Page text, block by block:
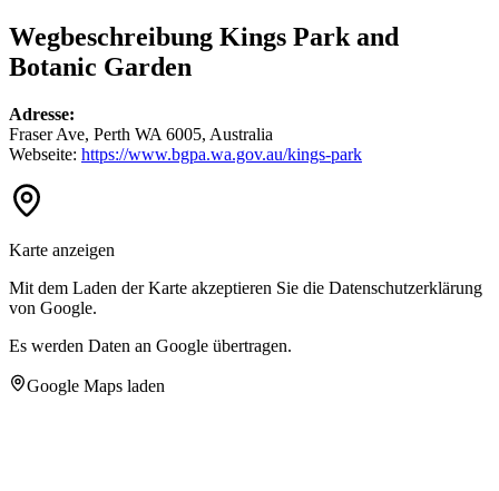
Wegbeschreibung Kings Park and
Botanic Garden
Adresse:
Fraser Ave, Perth WA 6005, Australia
Webseite: https://www.bgpa.wa.gov.au/kings-park
Karte anzeigen
Mit dem Laden der Karte akzeptieren Sie die Datenschutzerklärung
von Google.
Es werden Daten an Google übertragen.
Google Maps laden